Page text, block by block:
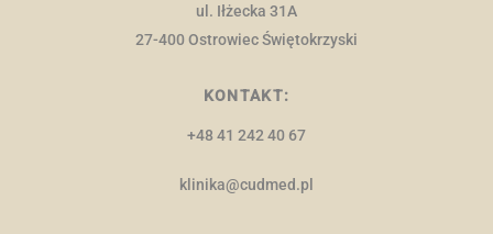
ul. Iłżecka 31A
27-400 Ostrowiec Świętokrzyski
KONTAKT:
+48 41 242 40 67
klinika@cudmed.pl